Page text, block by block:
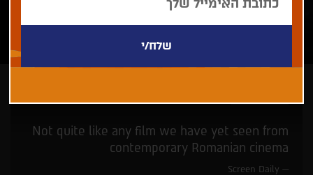
Not quite like any film we have yet seen from
contemporary Romanian cinema
Screen Daily